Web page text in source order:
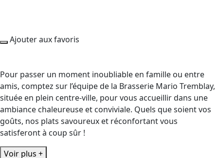
Ajouter aux favoris
Pour passer un moment inoubliable en famille ou entre
amis, comptez sur l’équipe de la Brasserie Mario Tremblay,
située en plein centre-ville, pour vous accueillir dans une
ambiance chaleureuse et conviviale. Quels que soient vos
goûts, nos plats savoureux et réconfortant vous
satisferont à coup sûr !
Voir plus +